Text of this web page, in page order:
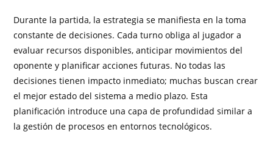
Durante la partida, la estrategia se manifiesta en la toma
constante de decisiones. Cada turno obliga al jugador a
evaluar recursos disponibles, anticipar movimientos del
oponente y planificar acciones futuras. No todas las
decisiones tienen impacto inmediato; muchas buscan crear
el mejor estado del sistema a medio plazo. Esta
planificación introduce una capa de profundidad similar a
la gestión de procesos en entornos tecnológicos.